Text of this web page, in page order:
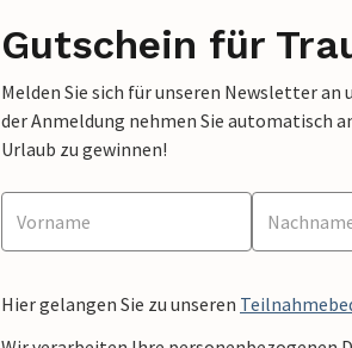
Gutschein für
Melden Sie sich für unseren Newsletter
der Anmeldung nehmen Sie automatisch
Urlaub zu gewinnen!
Hier gelangen Sie zu unseren